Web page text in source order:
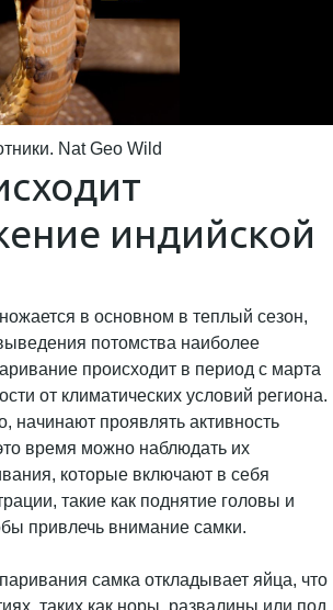
Nat Geo Wild
индийской
в основном в теплый сезон,
потомства наиболее
происходит в период с марта
от климатических условий региона.
начинают проявлять активность
время можно наблюдать их
которые включают в себя
такие как поднятие головы и
привлечь внимание самки.
самка откладывает яйца, что
таких как норы, развалины или под